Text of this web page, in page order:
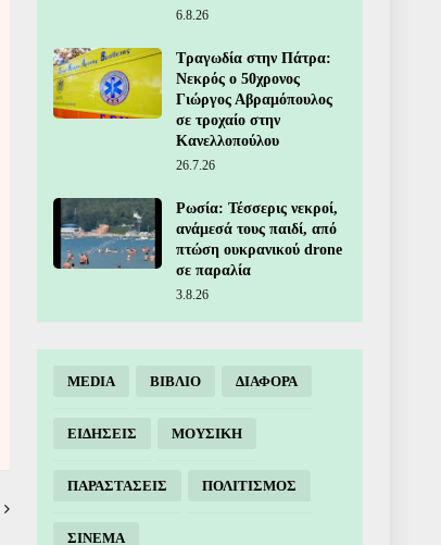
6.8.26
Τραγωδία στην Πάτρα:
Νεκρός ο 50χρονος
Γιώργος Αβραμόπουλος
σε τροχαίο στην
Κανελλοπούλου
26.7.26
Ρωσία: Τέσσερις νεκροί,
ανάμεσά τους παιδί, από
πτώση ουκρανικού drone
σε παραλία
3.8.26
MEDIA ΒΙΒΛΙΟ ΔΙΑΦΟΡΑ
ΕΙΔΗΣΕΙΣ ΜΟΥΣΙΚΗ
ΠΑΡΑΣΤΑΣΕΙΣ ΠΟΛΙΤΙΣΜΟΣ
ΣΙΝΕΜΑ